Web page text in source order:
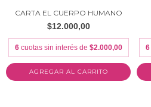
CARTA EL CUERPO HUMANO
$12.000,00
6 cuotas sin interés de $2.000,00 6